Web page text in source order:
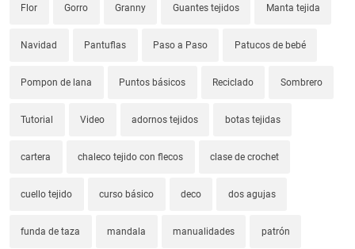
Flor Gorro Granny Guantes tejidos Manta tejida
Navidad Pantuflas Paso a Paso Patucos de bebé
Pompon de lana Puntos básicos Reciclado Sombrero
Tutorial Video adornos tejidos botas tejidas
cartera chaleco tejido con flecos clase de crochet
cuello tejido curso básico deco dos agujas
funda de taza mandala manualidades patrón